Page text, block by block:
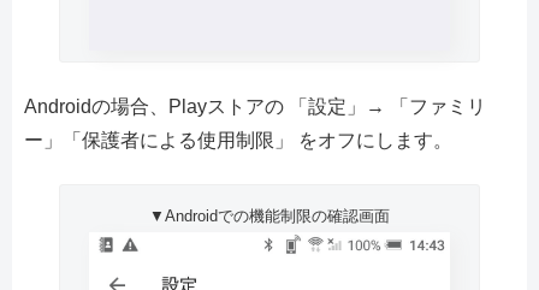
Androidの場合、Playストアの 「設定」→ 「ファミリ
ー」「保護者による使用制限」 をオフにします。
▼Androidでの機能制限の確認画面